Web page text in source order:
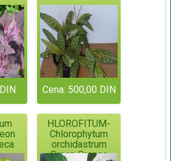
Cena: 500,00 DIN
HLOROFITUM-
Chlorophytum
orchidastrum
Green Orange